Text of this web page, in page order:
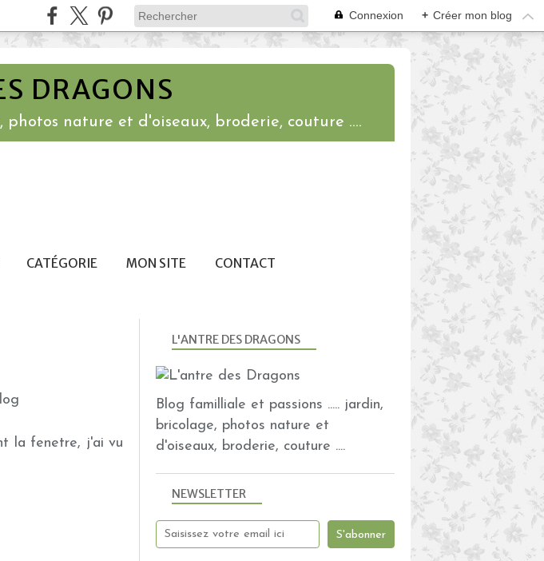
Connexion + Créer mon blog
DRAGONS
nature et d'oiseaux, broderie, couture ....
CATÉGORIE MON SITE CONTACT
la fenetre, j'ai vu
NEWSLETTER
L'ANTRE DES DRAGONS
Blog familliale et passions ..... jardin,
bricolage, photos nature et
d'oiseaux, broderie, couture ....